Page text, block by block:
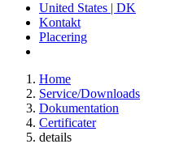
United States | DK
Kontakt
Placering
Home
Service/Downloads
Dokumentation
Certificater
details